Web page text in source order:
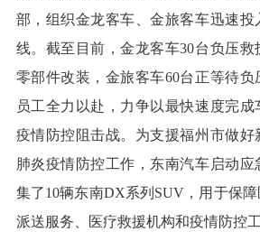
部，组织金龙客车、金旅客车迅速投
线。截至目前，金龙客车30台负压
零部件改装，金旅客车60台正等待
员工全力以赴，力争以最快速度完成
疫情防控阻击战。为支援福州市做好
肺炎疫情防控工作，东南汽车启动应
集了10辆东南DX系列SUV，用于保
派送服务、医疗救援机构和疫情防控